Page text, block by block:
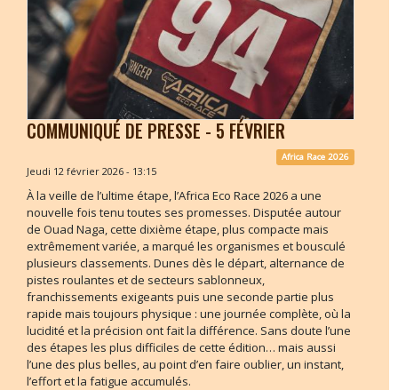
COMMUNIQUÉ DE PRESSE - 5 FÉVRIER
Africa Race 2026
Jeudi 12 février 2026 - 13:15
À la veille de l’ultime étape, l’Africa Eco Race 2026 a une
nouvelle fois tenu toutes ses promesses. Disputée autour
de Ouad Naga, cette dixième étape, plus compacte mais
extrêmement variée, a marqué les organismes et bousculé
plusieurs classements. Dunes dès le départ, alternance de
pistes roulantes et de secteurs sablonneux,
franchissements exigeants puis une seconde partie plus
rapide mais toujours physique : une journée complète, où la
lucidité et la précision ont fait la différence. Sans doute l’une
des étapes les plus difficiles de cette édition… mais aussi
l’une des plus belles, au point d’en faire oublier, un instant,
l’effort et la fatigue accumulés.